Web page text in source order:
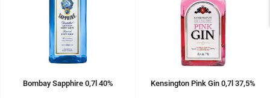
Bombay Sapphire 0,7l 40% Kensington Pink Gin 0,7l 37,5%